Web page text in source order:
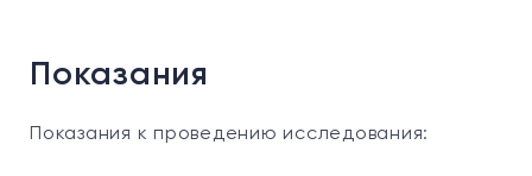
Показания
Показания к проведению исследования: